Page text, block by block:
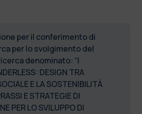
per il conferimento di
per lo svolgimento del
denominato: “I
DESIGN TRA
E LA SOSTENIBILITÀ
E STRATEGIE DI
PER LO SVILUPPO DI